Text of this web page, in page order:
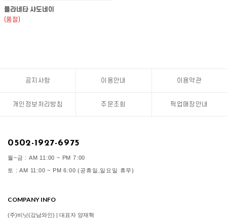
플라네타 샤도네이
(품절)
공지사항 이용안내 이용약관
개인정보처리방침 주문조회 픽업매장안내
0502-1927-6975
월~금 : AM 11:00 ~ PM 7:00
토 : AM 11:00 ~ PM 6:00 (공휴일,일요일 휴무)
COMPANY INFO
(주)비닛(강남와인) | 대표자 양재혁